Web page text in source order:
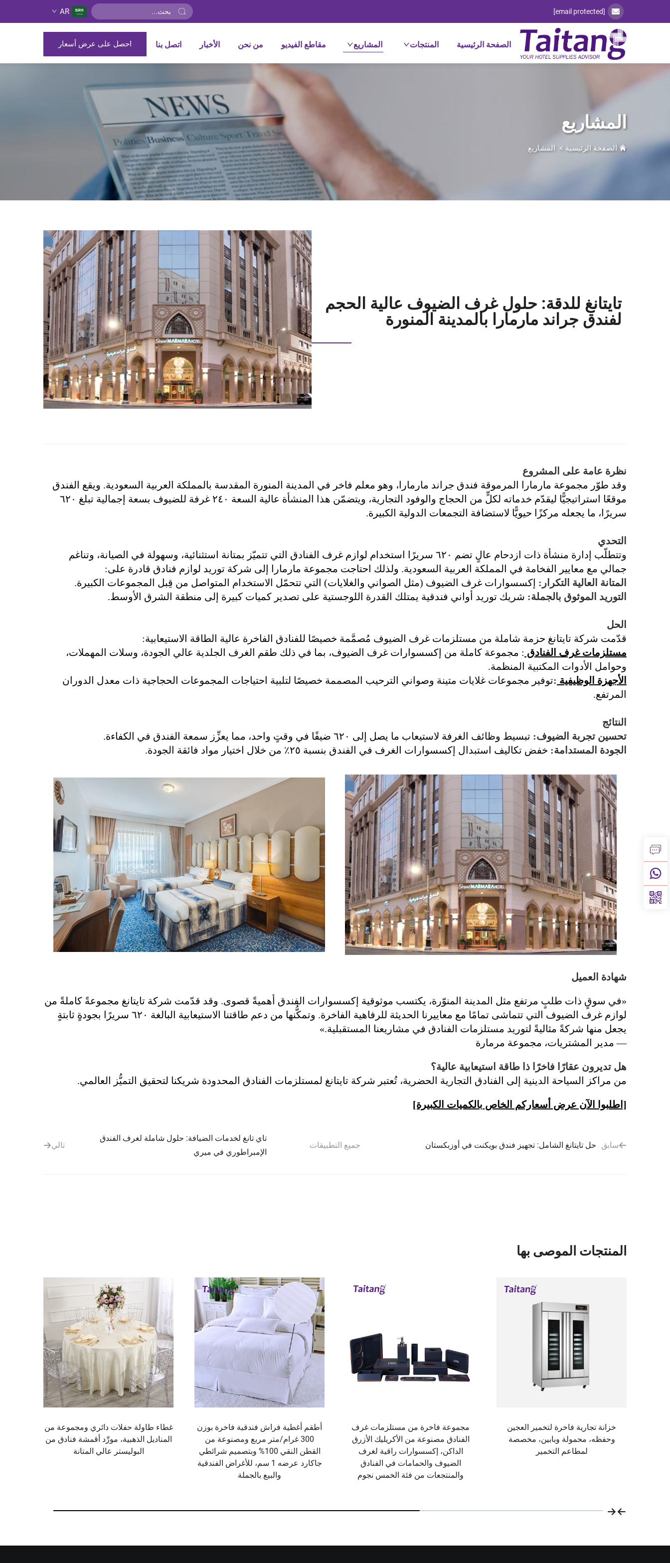
[email protected]
AR
الصفحة الرئيسية المنتجات المشاريع مقاطع الفيديو من نحن الأخبار اتصل بنا احصل على عرض أسعار
المشاريع
الصفحة الرئيسية > المشاريع
تايتانغ للدقة: حلول غرف الضيوف عالية الحجم
لفندق جراند مارمارا بالمدينة المنورة
نظرة عامة على المشروع
وقد طوّر مجموعة مارمارا المرموقة فندق جراند مارمارا، وهو معلم فاخر في المدينة المنورة المقدسة بالمملكة العربية السعودية. ويقع الفندق
موقعًا استراتيجيًّا ليقدّم خدماته لكلٍّ من الحجاج والوفود التجارية، ويتضمّن هذا المنشأة عالية السعة ٢٤٠ غرفة للضيوف بسعة إجمالية تبلغ ٦٢٠
سريرًا، ما يجعله مركزًا حيويًّا لاستضافة التجمعات الدولية الكبيرة.
التحدي
وتتطلّب إدارة منشأة ذات ازدحام عالٍ تضم ٦٢٠ سريرًا استخدام لوازم غرف الفنادق التي تتميّز بمتانة استثنائية، وسهولة في الصيانة، وتناغم
جمالي مع معايير الفخامة في المملكة العربية السعودية. ولذلك احتاجت مجموعة مارمارا إلى شركة توريد لوازم فنادق قادرة على:
المتانة العالية التكرار: إكسسوارات غرف الضيوف (مثل الصواني والغلايات) التي تتحمّل الاستخدام المتواصل من قِبل المجموعات الكبيرة.
التوريد الموثوق بالجملة: شريك توريد أواني فندقية يمتلك القدرة اللوجستية على تصدير كميات كبيرة إلى منطقة الشرق الأوسط.
الحل
قدّمت شركة تايتانغ حزمة شاملة من مستلزمات غرف الضيوف مُصمَّمة خصيصًا للفنادق الفاخرة عالية الطاقة الاستيعابية:
مستلزمات غرف الفنادق : مجموعة كاملة من إكسسوارات غرف الضيوف، بما في ذلك طقم الغرف الجلدية عالي الجودة، وسلات المهملات،
وحوامل الأدوات المكتبية المنظمة.
الأجهزة الوظيفية :توفير مجموعات غلايات متينة وصواني الترحيب المصممة خصيصًا لتلبية احتياجات المجموعات الحجاجية ذات معدل الدوران
المرتفع.
النتائج
تحسين تجربة الضيوف: تبسيط وظائف الغرفة لاستيعاب ما يصل إلى ٦٢٠ ضيفًا في وقتٍ واحد، مما يعزِّز سمعة الفندق في الكفاءة.
الجودة المستدامة: خفض تكاليف استبدال إكسسوارات الغرف في الفندق بنسبة ٢٥٪ من خلال اختيار مواد فائقة الجودة.
شهادة العميل
«في سوقٍ ذات طلبٍ مرتفع مثل المدينة المنوّرة، يكتسب موثوقية إكسسوارات الفندق أهميةً قصوى. وقد قدّمت شركة تايتانغ مجموعةً كاملةً من
لوازم غرف الضيوف التي تتماشى تمامًا مع معاييرنا الحديثة للرفاهية الفاخرة. وتمكُّنها من دعم طاقتنا الاستيعابية البالغة ٦٢٠ سريرًا بجودةٍ ثابتةٍ
يجعل منها شركةً مثاليةً لتوريد مستلزمات الفنادق في مشاريعنا المستقبلية.»
— مدير المشتريات، مجموعة مرمارة
هل تديرون عقارًا فاخرًا ذا طاقة استيعابية عالية؟
من مراكز السياحة الدينية إلى الفنادق التجارية الحضرية، تُعتبر شركة تايتانغ لمستلزمات الفنادق المحدودة شريكنا لتحقيق التميُّز العالمي.
[اطلبوا الآن عرض أسعاركم الخاص بالكميات الكبيرة]
سابق حل تايتانغ الشامل: تجهيز فندق بويكنت في أوزبكستان جميع التطبيقات تالي
تاي تانغ لخدمات الضيافة: حلول شاملة لغرف الفندق
الإمبراطوري في ميري
المنتجات الموصى بها
خزانة تجارية فاخرة لتخمير العجين
وحفظه، محمولة وبابين، مخصصة
لمطاعم التخمير
مجموعة فاخرة من مستلزمات غرف
الفنادق مصنوعة من الأكريليك الأزرق
الداكن، إكسسوارات راقية لغرف
الضيوف والحمامات في الفنادق
والمنتجعات من فئة الخمس نجوم
أطقم أغطية فراش فندقية فاخرة بوزن
300 غرام/متر مربع ومصنوعة من
القطن النقي 100% وبتصميم شرائطي
جاكارد عرضه 1 سم، للأغراض الفندقية
والبيع بالجملة
غطاء طاولة حفلات دائري ومجموعة من
المناديل الذهبية، مورِّد أقمشة فنادق من
البوليستر عالي المتانة